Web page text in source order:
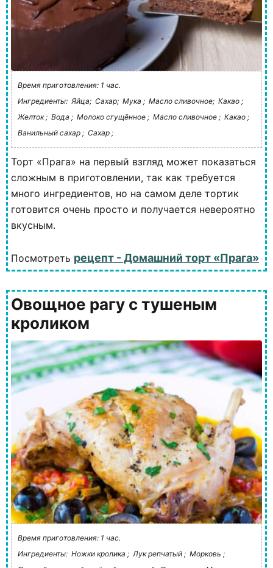
Время приготовления: 1 час.
Ингредиенты: Яйца; Сахар; Мука ; Масло сливочное; Какао ;
Желток ; Вода ; Молоко сгущённое ; Масло сливочное ; Какао ;
Ванильный сахар ; Сахар ;
Торт «Прага» на первый взгляд может показаться
сложным в приготовлении, так как требуется
много ингредиентов, но на самом деле тортик
готовится очень просто и получается невероятно
вкусным.
Посмотреть рецепт - Домашний торт «Прага»
Овощное рагу с тушеным
кроликом
Время приготовления: 1 час.
Ингредиенты: Ножки кролика ; Лук репчатый ; Морковь ;